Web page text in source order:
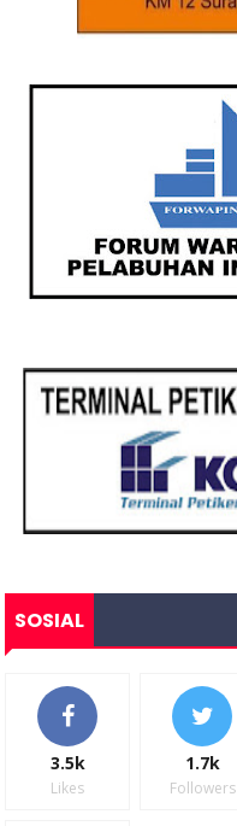
SOSIAL
3.5k
Likes
1.7k
Followers